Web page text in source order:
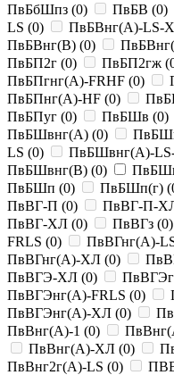
ПвБбШпз (0) ПвБВ (0)
LS (0) ПвБВнг(A)-LS-
ПвБВнг(B) (0)
ПвБП2г (0) ПвБП2гж (
ПвБПгнг(A)-FRHF (0)
ПвБПнг(A)-HF (0)
ПвБПуг (0) ПвБШв (0)
ПвБШвнг(A) (0)
LS (0) ПвБШвнг(A)-
ПвБШвнг(B) (0)
ПвБШп (0) ПвБШп(г) (
ПвВГ-П (0) ПвВГ-П-
ПвВГ-ХЛ (0) ПвВГз (0)
FRLS (0) ПвВГнг(A)-
ПвВГнг(A)-ХЛ (0)
ПвВГЭ-ХЛ (0)
ПвВГЭнг(A)-FRLS (0)
ПвВГЭнг(A)-ХЛ (0)
ПвВнг(A)-1 (0)
ПвВнг(A)-ХЛ (0)
ПвВнг2г(A)-LS (0)